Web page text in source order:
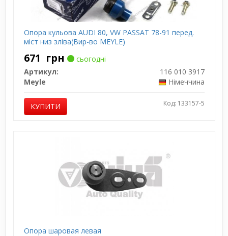
Опора кульова AUDI 80, VW PASSAT 78-91 перед.
міст низ зліва(Вир-во MEYLE)
671 грн
сьогодні
Артикул:
116 010 3917
Meyle
Німеччина
КУПИТИ Код: 133157-5
Опора шаровая левая